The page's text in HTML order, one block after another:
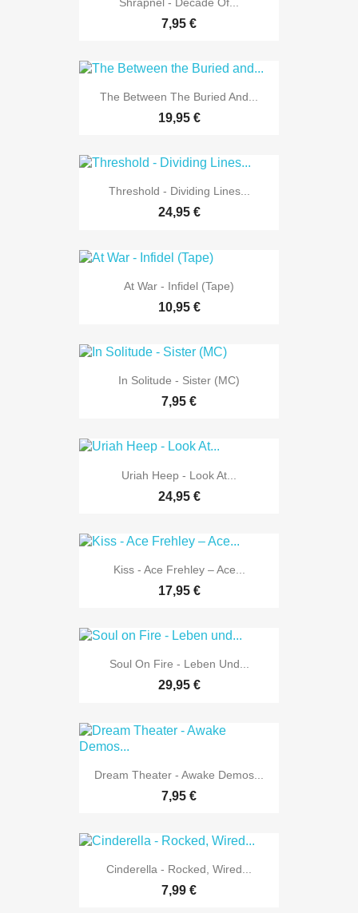
7,95 €
The Between The Buried And...
19,95 €
Threshold - Dividing Lines...
24,95 €
At War - Infidel (Tape)
10,95 €
In Solitude - Sister (MC)
7,95 €
Uriah Heep - Look At...
24,95 €
Kiss - Ace Frehley – Ace...
17,95 €
Soul On Fire - Leben Und...
29,95 €
Dream Theater - Awake Demos...
7,95 €
Cinderella - Rocked, Wired...
7,99 €